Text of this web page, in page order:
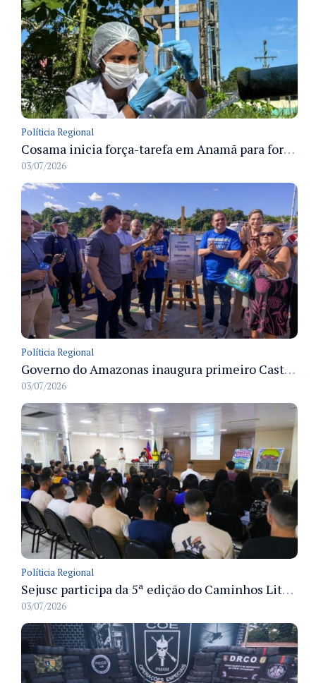
Políticia Regional
Cosama inicia força-tarefa em Anamã para fortalecer abastecimento de água e segurança hídrica da população
03/07/2026
Políticia Regional
Governo do Amazonas inaugura primeiro Castramóvel Fluvial para atendimento veterinário às comunidades ribeirinhas e castração gratuita
03/07/2026
Políticia Regional
Sejusc participa da 5ª edição do Caminhos Literários com foco na cultura hip-hop nas unidades socioeducativas
03/07/2026